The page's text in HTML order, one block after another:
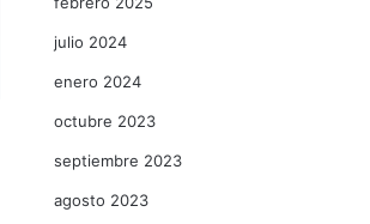
julio 2024
enero 2024
octubre 2023
septiembre 2023
agosto 2023